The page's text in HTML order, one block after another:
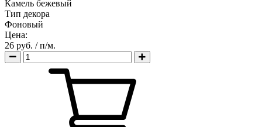
Камель бежевый
Тип декора
Фоновый
Цена:
26 руб. / п/м.